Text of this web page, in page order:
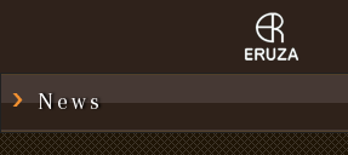
News